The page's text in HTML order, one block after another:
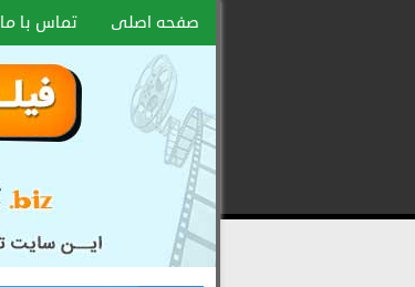
سریال
صفحه اصلی تماس با ما